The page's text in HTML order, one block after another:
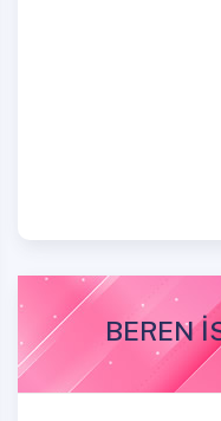
BEREN